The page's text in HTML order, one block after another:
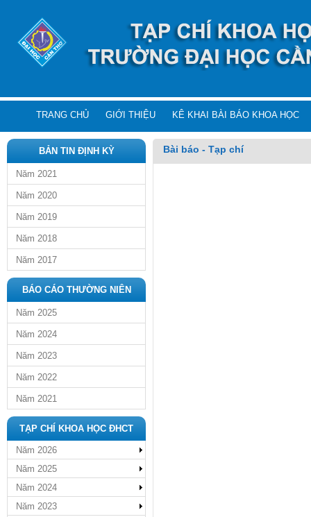
TRANG CHỦ GIỚI THIỆU KÊ KHAI BÀI BÁO KHOA HỌC
BẢN TIN ĐỊNH KỲ
Năm 2021
Năm 2020
Năm 2019
Năm 2018
Năm 2017
BÁO CÁO THƯỜNG NIÊN
Năm 2025
Năm 2024
Năm 2023
Năm 2022
Năm 2021
TẠP CHÍ KHOA HỌC ĐHCT
Năm 2026
Năm 2025
Năm 2024
Năm 2023
Bài báo - Tạp chí